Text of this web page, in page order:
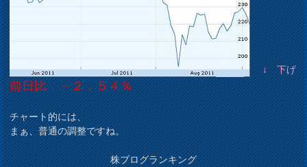
↓ 下げ
前日比 －２．５４％
チャート的には、
まぁ、普通の調整ですね。
株ブログランキング